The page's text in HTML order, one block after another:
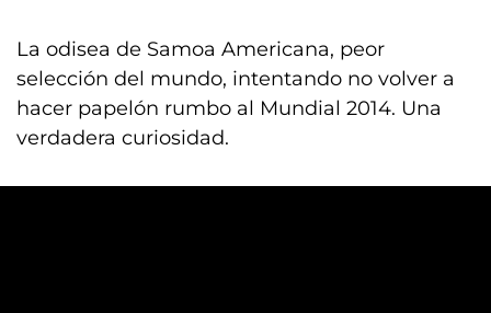
La odisea de Samoa Americana, peor
selección del mundo, intentando no volver a
hacer papelón rumbo al Mundial 2014. Una
verdadera curiosidad.